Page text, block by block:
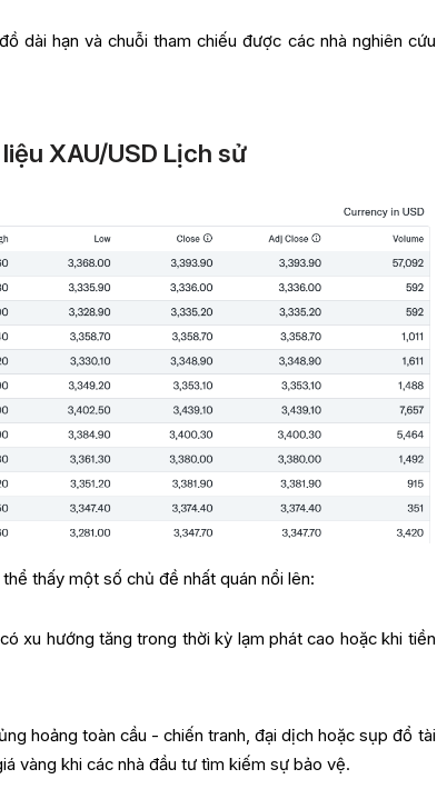
dài hạn và chuỗi tham chiếu được các nhà nghiên cứu
XAU/USD Lịch sử
thấy một số chủ đề nhất quán nổi lên:
xu hướng tăng trong thời kỳ lạm phát cao hoặc khi tiền
hoảng toàn cầu - chiến tranh, đại dịch hoặc sụp đổ tài
vàng khi các nhà đầu tư tìm kiếm sự bảo vệ.